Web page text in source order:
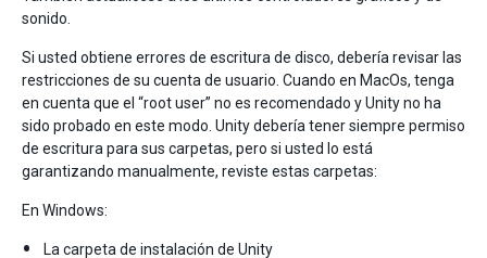
sonido.
Si usted obtiene errores de escritura de disco, debería revisar las
restricciones de su cuenta de usuario. Cuando en MacOs, tenga
en cuenta que el “root user” no es recomendado y Unity no ha
sido probado en este modo. Unity debería tener siempre permiso
de escritura para sus carpetas, pero si usted lo está
garantizando manualmente, reviste estas carpetas:
En Windows:
La carpeta de instalación de Unity